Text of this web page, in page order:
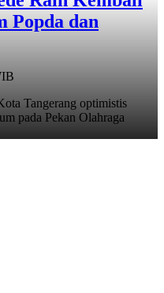
Popda dan
Tangerang optimistis
pada Pekan Olahraga